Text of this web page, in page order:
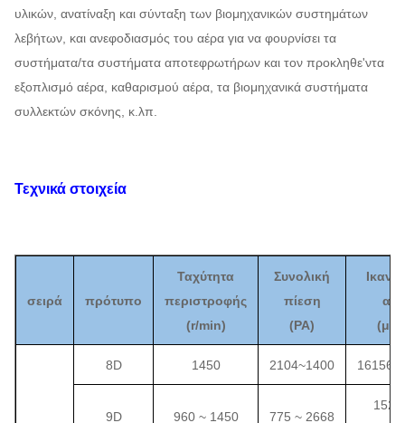
υλικών, ανατίναξη και σύνταξη των βιομηχανικών συστημάτων
λεβήτων, και ανεφοδιασμός του αέρα για να φουρνίσει τα
συστήματα/τα συστήματα αποτεφρωτήρων και τον προκληθε'ντα
εξοπλισμό αέρα, καθαρισμού αέρα, τα βιομηχανικά συστήματα
συλλεκτών σκόνης, κ.λπ.
Τεχνικά στοιχεία
σειρά πρότυπο
Ταχύτητα
περιστροφής
(r/min)
Συνολική
πίεση
(PA)
(μ ³
8D 1450 2104~1400 16156
9D 960 ~ 1450 775 ~ 2668